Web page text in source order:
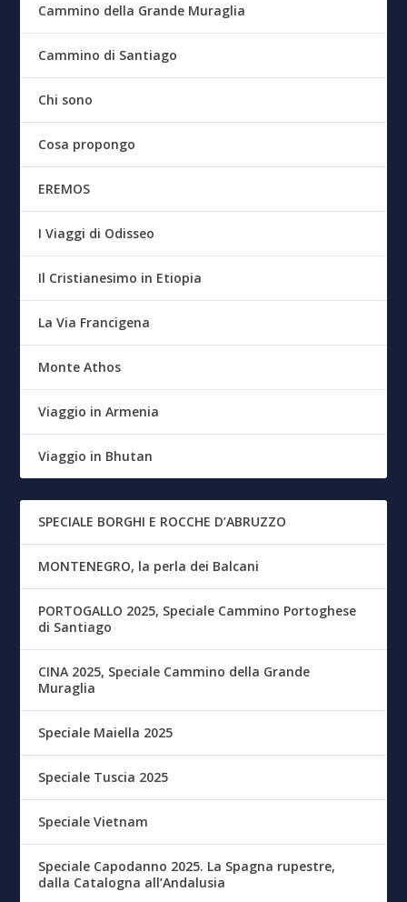
Cammino della Grande Muraglia
Cammino di Santiago
Chi sono
Cosa propongo
EREMOS
I Viaggi di Odisseo
Il Cristianesimo in Etiopia
La Via Francigena
Monte Athos
Viaggio in Armenia
Viaggio in Bhutan
SPECIALE BORGHI E ROCCHE D’ABRUZZO
MONTENEGRO, la perla dei Balcani
PORTOGALLO 2025, Speciale Cammino Portoghese
di Santiago
CINA 2025, Speciale Cammino della Grande
Muraglia
Speciale Maiella 2025
Speciale Tuscia 2025
Speciale Vietnam
Speciale Capodanno 2025. La Spagna rupestre,
dalla Catalogna all’Andalusia